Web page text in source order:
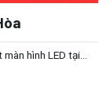
hình LED tại...